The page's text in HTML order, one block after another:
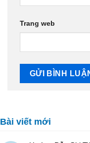
Trang web
Bài viết mới